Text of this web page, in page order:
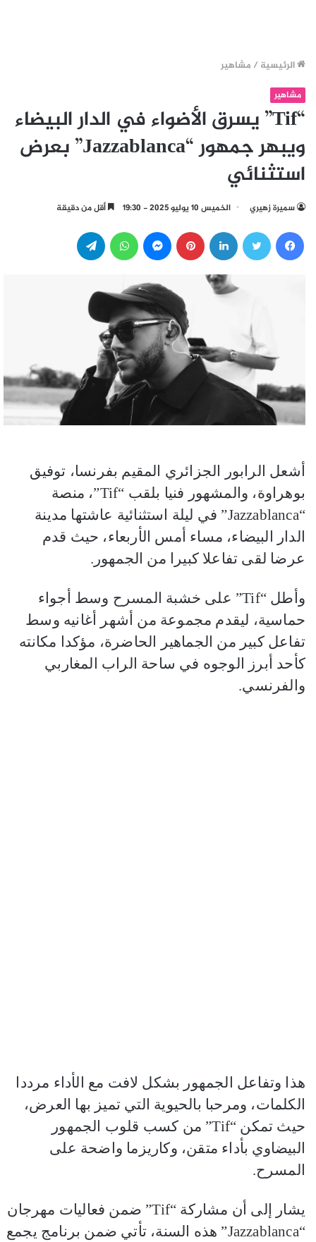
الرئيسية / مشاهير
مشاهير
“Tif” يسرق الأضواء في الدار البيضاء
ويبهر جمهور “Jazzablanca” بعرض
استثنائي
سميرة زهيري الخميس 10 يوليو 2025 - 19:30 أقل من دقيقة
أشعل الرابور الجزائري المقيم بفرنسا، توفيق
بوهراوة، والمشهور فنيا بلقب “Tif”، منصة
“Jazzablanca” في ليلة استثنائية عاشتها مدينة
الدار البيضاء، مساء أمس الأربعاء، حيث قدم
عرضا لقى تفاعلا كبيرا من الجمهور.
وأطل “Tif” على خشبة المسرح وسط أجواء
حماسية، ليقدم مجموعة من أشهر أغانيه وسط
تفاعل كبير من الجماهير الحاضرة، مؤكدا مكانته
كأحد أبرز الوجوه في ساحة الراب المغاربي
والفرنسي.
هذا وتفاعل الجمهور بشكل لافت مع الأداء مرددا
الكلمات، ومرحبا بالحيوية التي تميز بها العرض،
حيث تمكن “Tif” من كسب قلوب الجمهور
البيضاوي بأداء متقن، وكاريزما واضحة على
المسرح.
يشار إلى أن مشاركة “Tif” ضمن فعاليات مهرجان
“Jazzablanca” هذه السنة، تأتي ضمن برنامج يجمع